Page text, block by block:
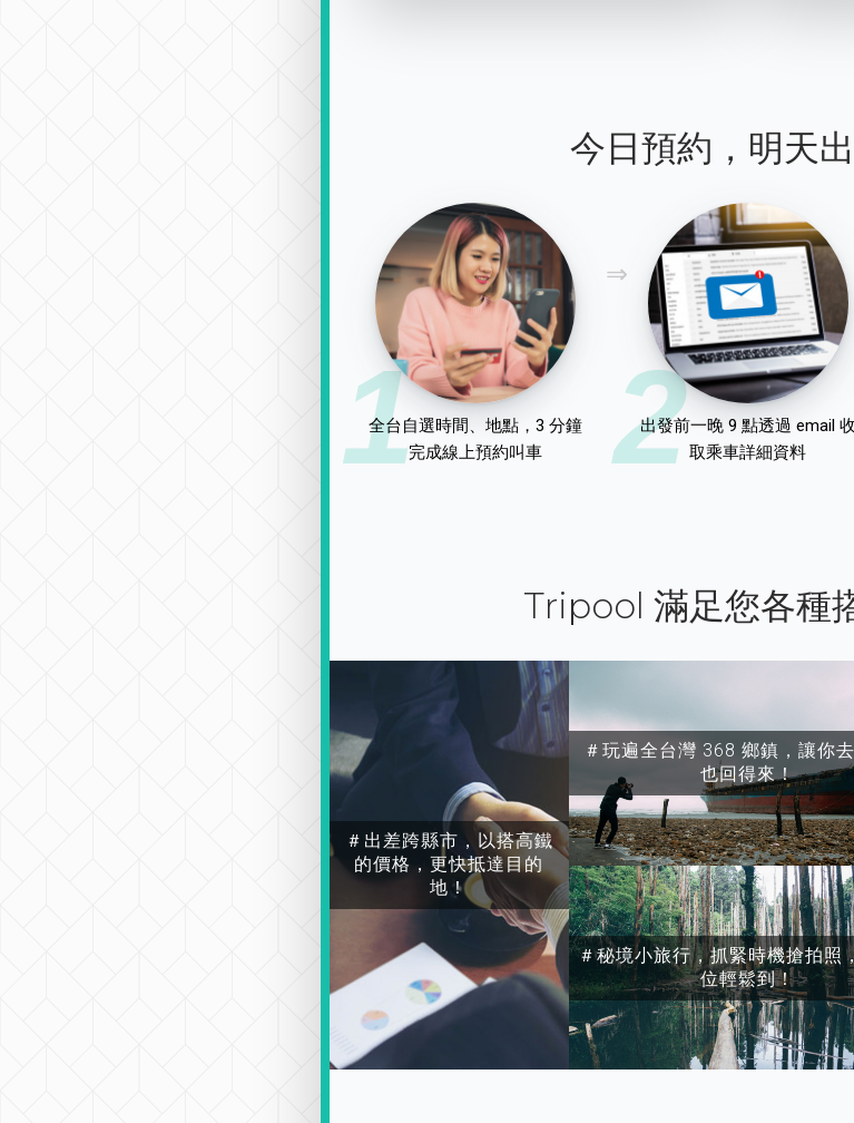
今日預約，明天出
1
全台自選時間、地點，3 分鐘
完成線上預約叫車
2
出發前一晚 9 點透過 email 收
取乘車詳細資料
Tripool 滿足您各種
＃出差跨縣市，以搭高鐵
的價格，更快抵達目的
地！
＃玩遍全台灣 368 鄉鎮，讓你
也回得來！
＃秘境小旅行，抓緊時機搶拍照
位輕鬆到！